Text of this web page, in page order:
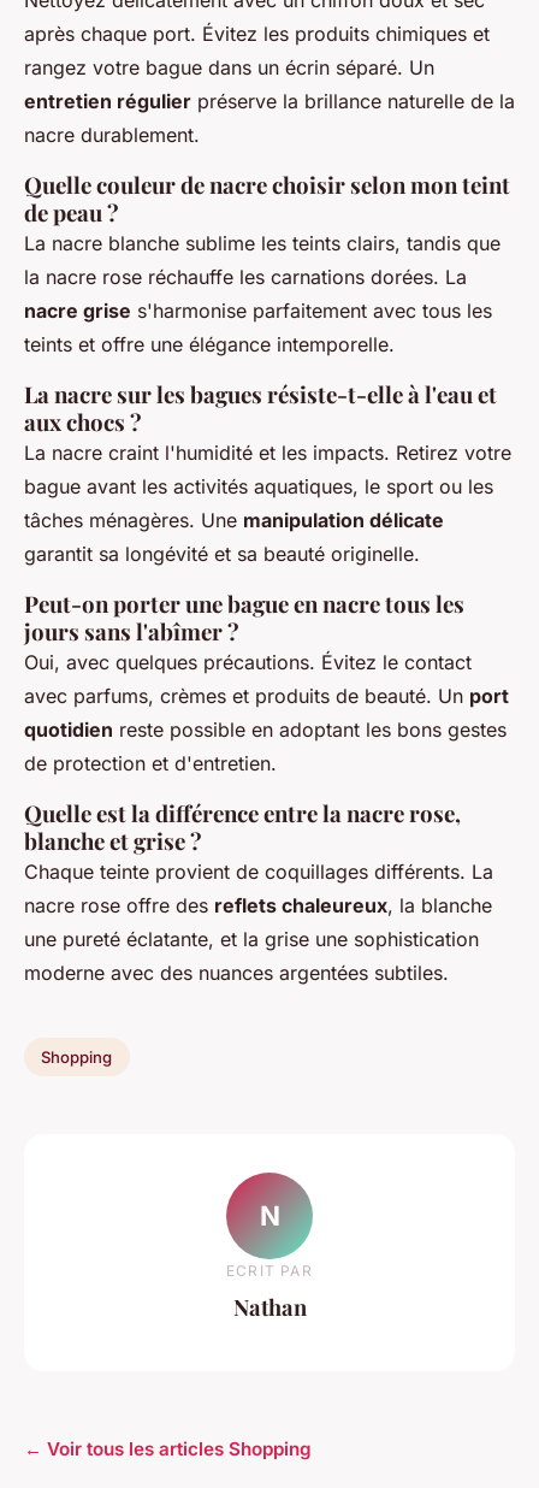
après chaque port. Évitez les produits chimiques et
rangez votre bague dans un écrin séparé. Un
entretien régulier préserve la brillance naturelle de la
nacre durablement.
Quelle couleur de nacre choisir selon mon teint
de peau ?
La nacre blanche sublime les teints clairs, tandis que
la nacre rose réchauffe les carnations dorées. La
nacre grise s'harmonise parfaitement avec tous les
teints et offre une élégance intemporelle.
La nacre sur les bagues résiste-t-elle à l'eau et
aux chocs ?
La nacre craint l'humidité et les impacts. Retirez votre
bague avant les activités aquatiques, le sport ou les
tâches ménagères. Une manipulation délicate
garantit sa longévité et sa beauté originelle.
Peut-on porter une bague en nacre tous les
jours sans l'abîmer ?
Oui, avec quelques précautions. Évitez le contact
avec parfums, crèmes et produits de beauté. Un port
quotidien reste possible en adoptant les bons gestes
de protection et d'entretien.
Quelle est la différence entre la nacre rose,
blanche et grise ?
Chaque teinte provient de coquillages différents. La
nacre rose offre des reflets chaleureux, la blanche
une pureté éclatante, et la grise une sophistication
moderne avec des nuances argentées subtiles.
Shopping
N
ECRIT PAR
Nathan
← Voir tous les articles Shopping